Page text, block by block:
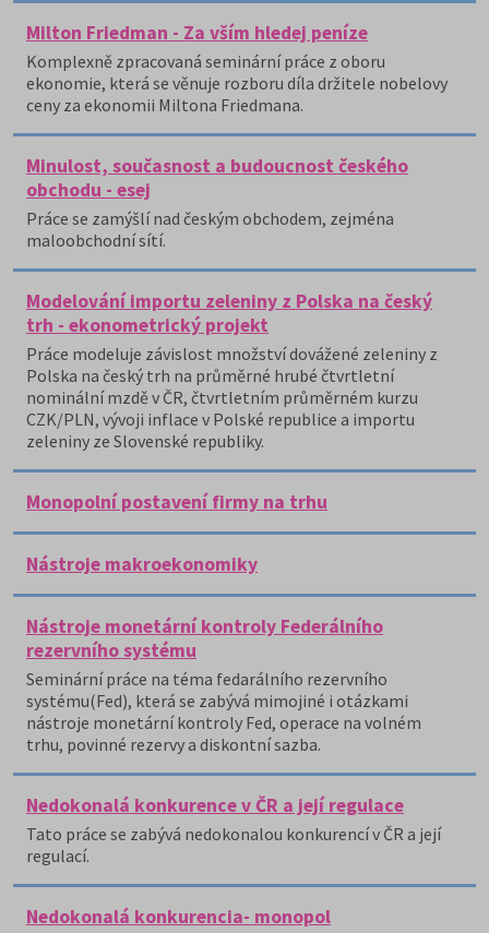
Milton Friedman - Za vším hledej peníze
Komplexně zpracovaná seminární práce z oboru
ekonomie, která se věnuje rozboru díla držitele nobelovy
ceny za ekonomii Miltona Friedmana.
Minulost, současnost a budoucnost českého
obchodu - esej
Práce se zamýšlí nad českým obchodem, zejména
maloobchodní sítí.
Modelování importu zeleniny z Polska na český
trh - ekonometrický projekt
Práce modeluje závislost množství dovážené zeleniny z
Polska na český trh na průměrné hrubé čtvrtletní
nominální mzdě v ČR, čtvrtletním průměrném kurzu
CZK/PLN, vývoji inflace v Polské republice a importu
zeleniny ze Slovenské republiky.
Monopolní postavení firmy na trhu
Nástroje makroekonomiky
Nástroje monetární kontroly Federálního
rezervního systému
Seminární práce na téma fedarálního rezervního
systému(Fed), která se zabývá mimojiné i otázkami
nástroje monetární kontroly Fed, operace na volném
trhu, povinné rezervy a diskontní sazba.
Nedokonalá konkurence v ČR a její regulace
Tato práce se zabývá nedokonalou konkurencí v ČR a její
regulací.
Nedokonalá konkurencia- monopol